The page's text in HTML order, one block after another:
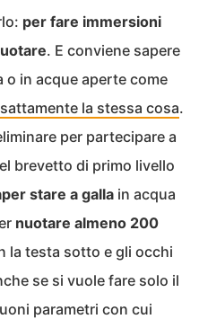
per fare immersioni
. E conviene sapere
in acque aperte come
la stessa cosa.
per partecipare a
brevetto di primo livello
stare a galla in acqua
nuotare almeno 200
la testa sotto e gli occhi
se si vuole fare solo il
parametri con cui